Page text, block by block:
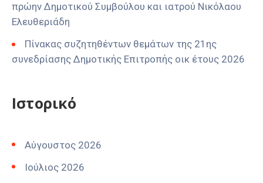
πρώην Δημοτικού Συμβούλου και ιατρού Νικόλαου
Ελευθεριάδη
Πίνακας συζητηθέντων θεμάτων της 21ης
συνεδρίασης Δημοτικής Επιτροπής οικ έτους 2026
Ιστορικό
Αύγουστος 2026
Ιούλιος 2026